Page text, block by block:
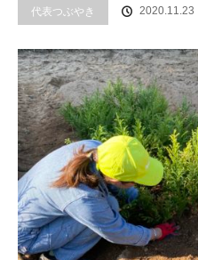
代表つぶやき 2020.11.23